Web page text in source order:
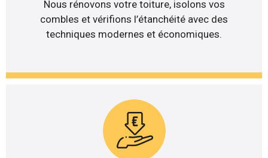
Nous rénovons votre toiture, isolons vos
combles et vérifions l’étanchéité avec des
techniques modernes et économiques.